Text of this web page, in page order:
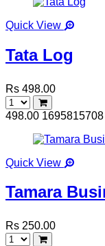
Quick View
Tata Log
Rs 498.00
498.00 1695815708
Quick View
Tamara
Rs 250.00